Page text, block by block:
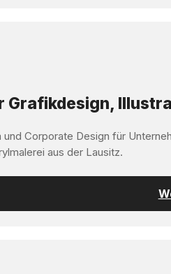
Grafikdesign,
Corporate Design für
aus der Lausitz.